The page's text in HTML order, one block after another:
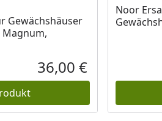
Gewächshäuser
Magnum,
Aktueller Preis
36,00 €
Noor